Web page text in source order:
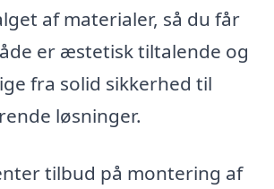
af materialer, så du får
er æstetisk tiltalende og
fra solid sikkerhed til
løsninger.
tilbud på montering af